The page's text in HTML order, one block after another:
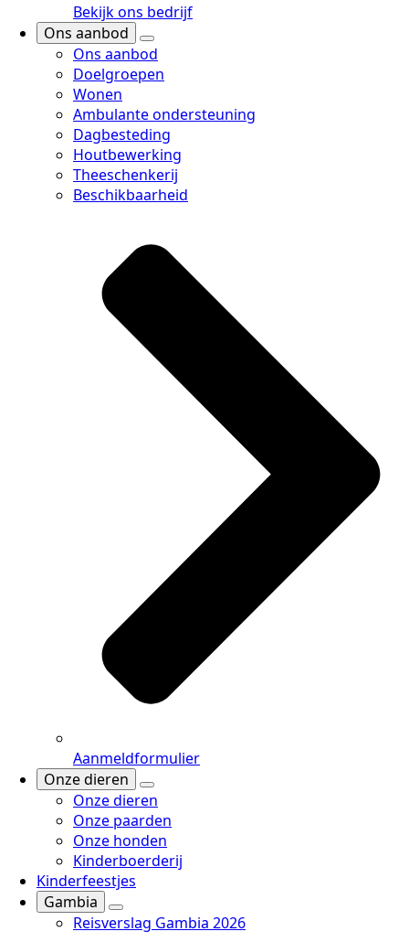
Bekijk ons bedrijf
Ons aanbod
Ons aanbod
Doelgroepen
Wonen
Ambulante ondersteuning
Dagbesteding
Houtbewerking
Theeschenkerij
Beschikbaarheid
Aanmeldformulier
Onze dieren
Onze dieren
Onze paarden
Onze honden
Kinderboerderij
Kinderfeestjes
Gambia
Reisverslag Gambia 2026